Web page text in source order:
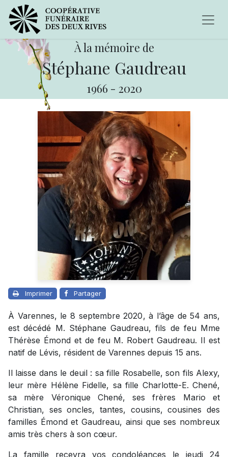
À la mémoire de
Stéphane Gaudreau
1966 - 2020
Imprimer Partager
À Varennes, le 8 septembre 2020, à l’âge de 54 ans,
est décédé M. Stéphane Gaudreau, fils de feu Mme
Thérèse Émond et de feu M. Robert Gaudreau. Il est
natif de Lévis, résident de Varennes depuis 15 ans.
Il laisse dans le deuil : sa fille Rosabelle, son fils Alexy,
leur mère Hélène Fidelle, sa fille Charlotte-E. Chené,
sa mère Véronique Chené, ses frères Mario et
Christian, ses oncles, tantes, cousins, cousines des
familles Émond et Gaudreau, ainsi que ses nombreux
amis très chers à son cœur.
La famille recevra vos condoléances le jeudi 24